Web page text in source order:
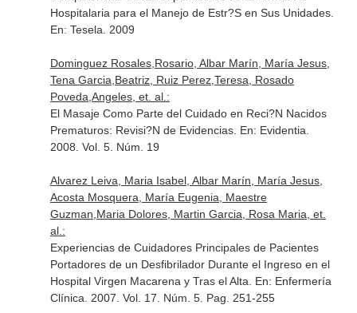
Hospitalaria para el Manejo de Estr?S en Sus Unidades.
En: Tesela . 2009
Dominguez Rosales,Rosario, Albar Marín, María Jesus,
Tena Garcia,Beatriz, Ruiz Perez,Teresa, Rosado
Poveda,Angeles, et. al.:
El Masaje Como Parte del Cuidado en Reci?N Nacidos
Prematuros: Revisi?N de Evidencias. En: Evidentia
2008. Vol. 5. Núm. 19
Alvarez Leiva, Maria Isabel, Albar Marín, María Jesus,
Acosta Mosquera, María Eugenia, Maestre
Guzman,Maria Dolores, Martin Garcia, Rosa Maria, et.
al.:
Experiencias de Cuidadores Principales de Pacientes
Portadores de un Desfibrilador Durante el Ingreso en el
Hospital Virgen Macarena y Tras el Alta. En: Enfermería
Clínica . 2007. Vol. 17. Núm. 5. Pag. 251-255